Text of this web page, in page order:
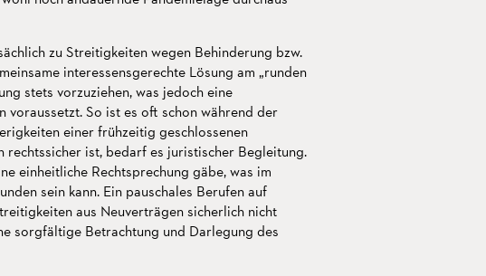
zu Streitigkeiten wegen Behinderung bzw.
interessensgerechte Lösung am „runden
stets vorzuziehen, was jedoch eine
So ist es oft schon während der
einer frühzeitig geschlossenen
rechtssicher ist, bedarf es juristischer Begleitung.
einheitliche Rechtsprechung gäbe, was im
sein kann. Ein pauschales Berufen auf
aus Neuverträgen sicherlich nicht
sorgfältige Betrachtung und Darlegung des